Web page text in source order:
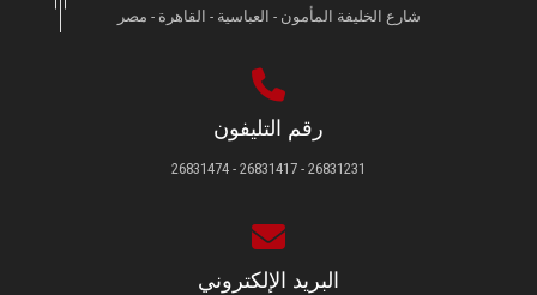
شارع الخليفة المأمون - العباسية - القاهرة - مصر
رقم التليفون
26831231 - 26831417 - 26831474
البريد الإلكتروني